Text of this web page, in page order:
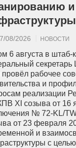
08/2026 НОВОСТИ
6 августа в
рабочее
и
реализации
XI созыва от 16
№ 72-KL/
от 23 февраля
и
с